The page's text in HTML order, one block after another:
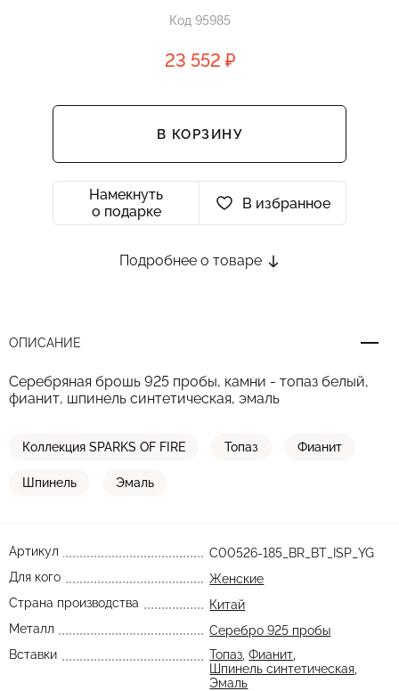
Код 95985
23 552 ₽
В КОРЗИНУ
Намекнуть
о подарке
В избранное
Подробнее о товаре
ОПИСАНИЕ
Серебряная брошь 925 пробы, камни - топаз белый,
фианит, шпинель синтетическая, эмаль
Коллекция SPARKS OF FIRE Топаз Фианит
Шпинель Эмаль
Артикул
C00526-185_BR_BT_ISP_YG
Для кого
Женские
Страна производства
Китай
Металл
Серебро 925 пробы
Вставки
Топаз ,Фианит
Шпинель синтетическая
Эмаль